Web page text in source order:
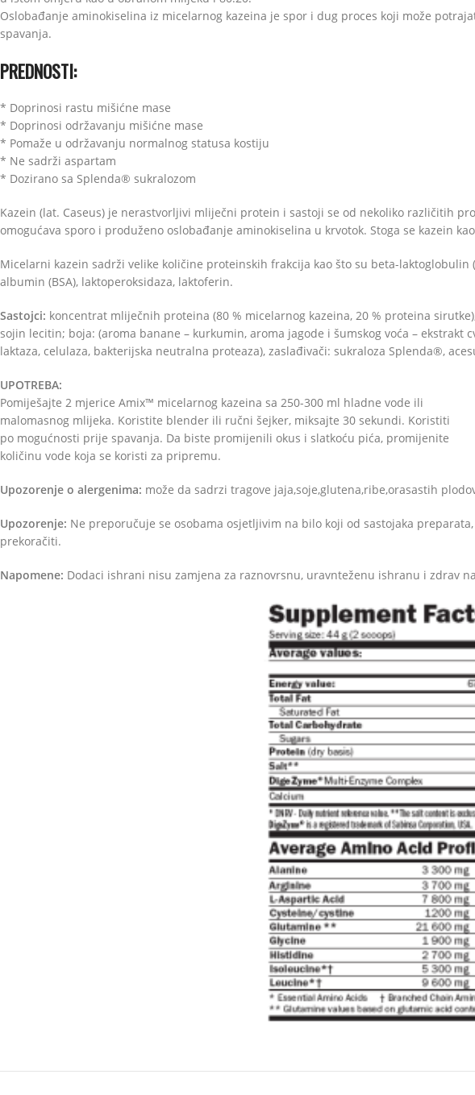
Oslobađanje aminokiselina iz micelarnog kazeina je spor i dug proces koji može
spavanja.
PREDNOSTI:
* Doprinosi rastu mišićne mase
* Doprinosi održavanju mišićne mase
* Pomaže u održavanju normalnog statusa kostiju
* Ne sadrži aspartam
* Dozirano sa Splenda® sukralozom
Kazein (lat. Caseus) je nerastvorljivi mliječni protein i sastoji se od nekoliko različitih
omogućava sporo i produženo oslobađanje aminokiselina u krvotok. Stoga se kazein
Micelarni kazein sadrži velike količine proteinskih frakcija kao što su beta-laktoglobulin
albumin (BSA), laktoperoksidaza, laktoferin.
Sastojci: koncentrat mliječnih proteina (80 % micelarnog kazeina, 20 % proteina
sojin lecitin; boja: (aroma banane – kurkumin, aroma jagode i šumskog voća –
laktaza, celulaza, bakterijska neutralna proteaza), zaslađivači: sukraloza Splenda®,
UPOTREBA:
Pomiješajte 2 mjerice Amix™ micelarnog kazeina sa 250-300 ml hladne vode ili
malomasnog mlijeka. Koristite blender ili ručni šejker, miksajte 30 sekundi. Koristiti
po mogućnosti prije spavanja. Da biste promijenili okus i slatkoću pića, promijenite
količinu vode koja se koristi za pripremu.
Upozorenje o alergenima: može da sadrzi tragove jaja,soje,glutena,ribe,orasastih
Upozorenje: Ne preporučuje se osobama osjetljivim na bilo koji od sastojaka
prekoračiti.
Napomene: Dodaci ishrani nisu zamjena za raznovrsnu, uravnteženu ishranu i zdrav